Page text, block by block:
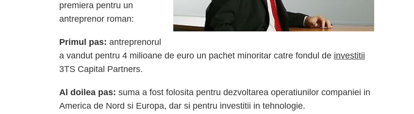
premiera pentru un
antreprenor roman:
Primul pas: antreprenorul
a vandut pentru 4 milioane de euro un pachet minoritar catre fondul de investitii
3TS Capital Partners.
Al doilea pas: suma a fost folosita pentru dezvoltarea operatiunilor companiei in
America de Nord si Europa, dar si pentru investitii in tehnologie.